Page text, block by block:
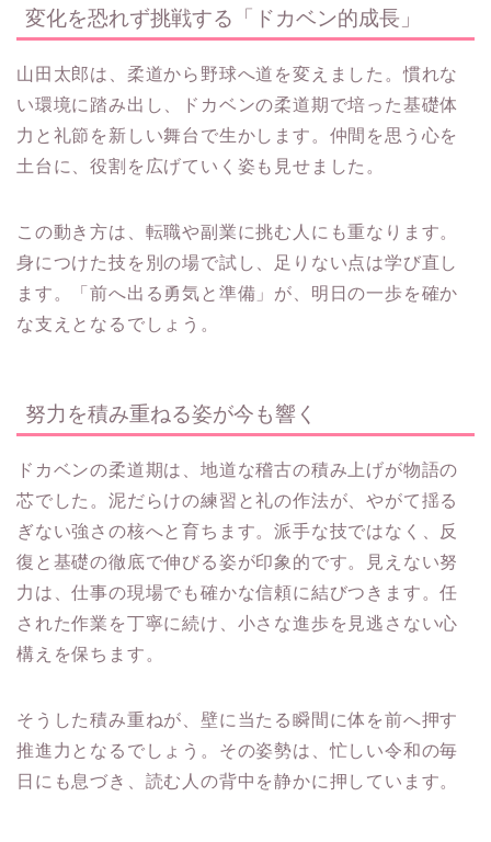
変化を恐れず挑戦する「ドカベン的成長」
山田太郎は、柔道から野球へ道を変えました。慣れな
い環境に踏み出し、ドカベンの柔道期で培った基礎体
力と礼節を新しい舞台で生かします。仲間を思う心を
土台に、役割を広げていく姿も見せました。
この動き方は、転職や副業に挑む人にも重なります。
身につけた技を別の場で試し、足りない点は学び直し
ます。「前へ出る勇気と準備」が、明日の一歩を確か
な支えとなるでしょう。
努力を積み重ねる姿が今も響く
ドカベンの柔道期は、地道な稽古の積み上げが物語の
芯でした。泥だらけの練習と礼の作法が、やがて揺る
ぎない強さの核へと育ちます。派手な技ではなく、反
復と基礎の徹底で伸びる姿が印象的です。見えない努
力は、仕事の現場でも確かな信頼に結びつきます。任
された作業を丁寧に続け、小さな進歩を見逃さない心
構えを保ちます。
そうした積み重ねが、壁に当たる瞬間に体を前へ押す
推進力となるでしょう。その姿勢は、忙しい令和の毎
日にも息づき、読む人の背中を静かに押しています。